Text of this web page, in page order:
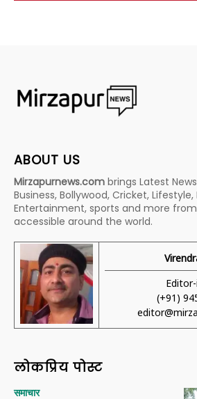
ABOUT US
Mirzapurnews.com brings Latest
Business, Bollywood, Cricket,
Entertainment, sports and more
accessible around the world.
(+91)
लोकप्रिय पोस्ट
समाचार